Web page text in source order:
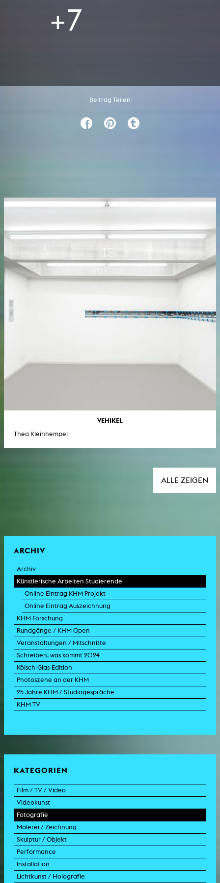
+7
Beitrag Teilen
VEHIKEL
Thea Kleinhempel
ALLE ZEIGEN
ARCHIV
Archiv
Künstlerische Arbeiten Studierende
Online Eintrag KHM Projekt
Online Eintrag Auszeichnung
KHM Forschung
Rundgänge / KHM Open
Veranstaltungen / Mitschnitte
Schreiben, was kommt 2024
Kölsch-Glas-Edition
Photoszene an der KHM
25 Jahre KHM / Studiogespräche
KHM TV
KATEGORIEN
Film / TV / Video
Spielfilm
Dokumentarfilm
Doku-Drama
Animation
Experimentalfilm
TV-Format
TV-Design
Videokunst
Experimentalfilm
Videoarbeit
Videoperformance
Videoinstallation
Videoskulptur
Fotografie
Fotoarbeit
Dokumentarfotografie
Fotoinstallation
Malerei / Zeichnung
Malerei
Zeichnung
Collage
Grafik
Skulptur / Objekt
Skulptur
Objekt
Modell
Performance
Intervention
Szenografie
Installation
Kunst im öffentlichen Raum
Lichtkunst / Holografie